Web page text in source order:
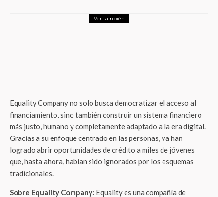
Ver también
Equality Company no solo busca democratizar el acceso al
financiamiento, sino también construir un sistema financiero
más justo, humano y completamente adaptado a la era digital.
Gracias a su enfoque centrado en las personas, ya han
logrado abrir oportunidades de crédito a miles de jóvenes
que, hasta ahora, habían sido ignorados por los esquemas
tradicionales.
Sobre Equality Company: Equality es una compañía de